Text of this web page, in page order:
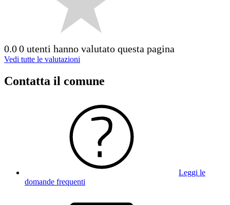
0.00 utenti hanno valutato questa pagina
Vedi tutte le valutazioni
Contatta il comune
Leggi le
domande frequenti